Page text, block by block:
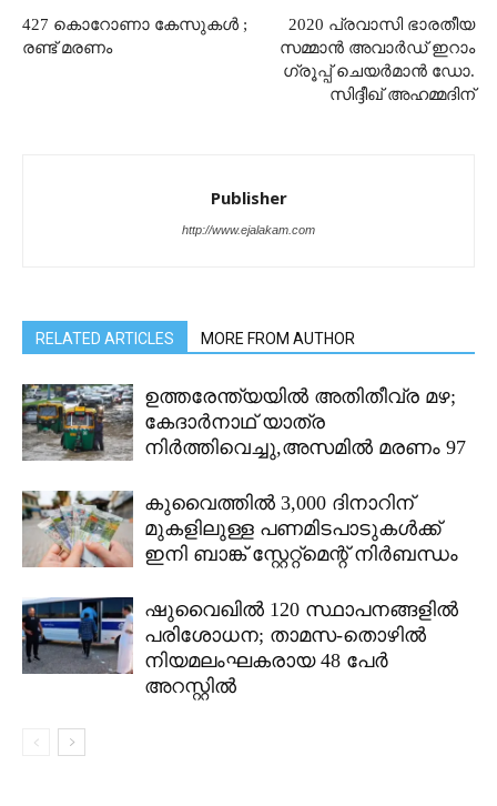
427 കൊറോണാ കേസുകൾ ;
രണ്ട് മരണം
2020 പ്രവാസി ഭാരതീയ
സമ്മാൻ അവാർഡ് ഇറാം
ഗ്രൂപ്പ് ചെയർമാൻ ഡോ.
സിദ്ദീഖ് അഹമ്മദിന്
Publisher
http://www.ejalakam.com
RELATED ARTICLES MORE FROM AUTHOR
ഉത്തരേന്ത്യയിൽ അതിതീവ്ര മഴ;
കേദാർനാഥ് യാത്ര
നിർത്തിവെച്ചു,അസമിൽ മരണം 97
കുവൈത്തിൽ 3,000 ദിനാറിന്
മുകളിലുള്ള പണമിടപാടുകൾക്ക്
ഇനി ബാങ്ക് സ്റ്റേറ്റ്മെന്റ് നിർബന്ധം
ഷുവൈഖിൽ 120 സ്ഥാപനങ്ങളിൽ
പരിശോധന; താമസ-തൊഴിൽ
നിയമലംഘകരായ 48 പേർ
അറസ്റ്റിൽ